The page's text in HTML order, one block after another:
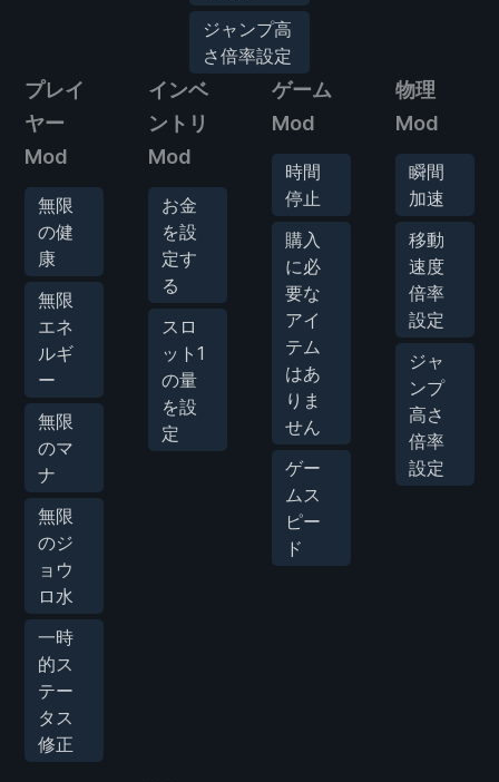
ジャンプ高
さ倍率設定
プレイ
ヤー
Mod
無限
の健
康
無限
エネ
ルギ
ー
無限
のマ
ナ
無限
のジ
ョウ
ロ水
一時
的ス
テー
タス
修正
インベ
ントリ
Mod
お金
を設
定す
る
スロ
ット1
の量
を設
定
ゲーム
Mod
時間
停止
購入
に必
要な
アイ
テム
はあ
りま
せん
ゲー
ムス
ピー
ド
物理
Mod
瞬間
加速
移動
速度
倍率
設定
ジャ
ンプ
高さ
倍率
設定